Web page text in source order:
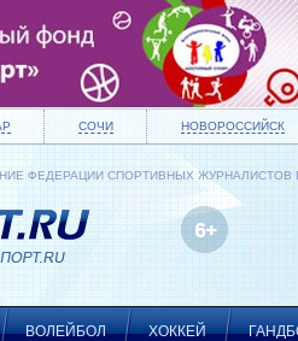
СОЧИ НОВОРОССИЙСК
ФЕДЕРАЦИИ СПОРТИВНЫХ ЖУРНАЛИСТОВ
ВОЛЕЙБОЛ ХОККЕЙ